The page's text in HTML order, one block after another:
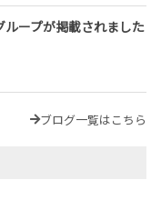
ープが掲載されました
ブログ一覧はこちら